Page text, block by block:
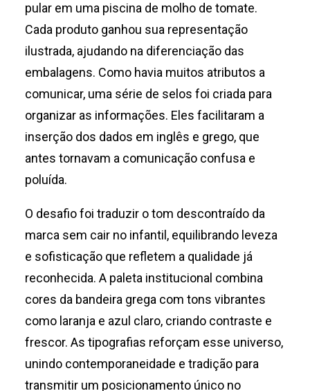
pular em uma piscina de molho de tomate.
Cada produto ganhou sua representação
ilustrada, ajudando na diferenciação das
embalagens. Como havia muitos atributos a
comunicar, uma série de selos foi criada para
organizar as informações. Eles facilitaram a
inserção dos dados em inglês e grego, que
antes tornavam a comunicação confusa e
poluída.
O desafio foi traduzir o tom descontraído da
marca sem cair no infantil, equilibrando leveza
e sofisticação que refletem a qualidade já
reconhecida. A paleta institucional combina
cores da bandeira grega com tons vibrantes
como laranja e azul claro, criando contraste e
frescor. As tipografias reforçam esse universo,
unindo contemporaneidade e tradição para
transmitir um posicionamento único no